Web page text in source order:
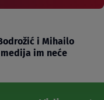
i Mihailo
im neće